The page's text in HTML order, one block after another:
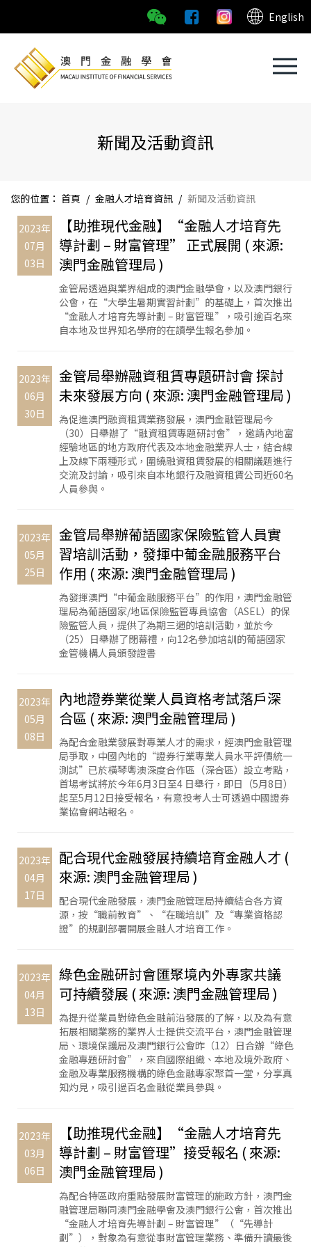
English
新聞及活動資訊
您的位置： 首頁 / 金融人才培育資訊 / 新聞及活動資訊
2023年
07月
03日
【助推現代金融】“金融人才培育先
導計劃 – 財富管理” 正式展開 ( 來源:
澳門金融管理局 )
金管局透過與業界組成的澳門金融學會，以及澳門銀行
公會，在“大學生暑期實習計劃”的基礎上，首次推出
“金融人才培育先導計劃 – 財富管理”，吸引逾百名來
自本地及世界知名學府的在讀學生報名參加。
2023年
06月
30日
金管局舉辦融資租賃專題研討會 探討
未來發展方向 ( 來源: 澳門金融管理局 )
為促進澳門融資租賃業務發展，澳門金融管理局今
（30）日舉辦了“融資租賃專題研討會”，邀請內地富
經驗地區的地方政府代表及本地金融業界人士，結合線
上及線下兩種形式，圍繞融資租賃發展的相關議題進行
交流及討論，吸引來自本地銀行及融資租賃公司近60名
人員參與。
2023年
05月
25日
金管局舉辦葡語國家保險監管人員實
習培訓活動，發揮中葡金融服務平台
作用 ( 來源: 澳門金融管理局 )
為發揮澳門“中葡金融服務平台”的作用，澳門金融管
理局為葡語國家/地區保險監管專員協會（ASEL）的保
險監管人員，提供了為期三週的培訓活動，並於今
（25）日舉辦了閉幕禮，向12名參加培訓的葡語國家
金管機構人員頒發證書
2023年
05月
08日
內地證券業從業人員資格考試落戶深
合區 ( 來源: 澳門金融管理局 )
為配合金融業發展對專業人才的需求，經澳門金融管理
局爭取，中國內地的“證券行業專業人員水平評價統一
測試”已於橫琴粵澳深度合作區（深合區）設立考點，
首場考試將於今年6月3日至4 日舉行，即日（5月8日）
起至5月12日接受報名，有意投考人士可透過中國證券
業協會網站報名。
2023年
04月
17日
配合現代金融發展持續培育金融人才 (
來源: 澳門金融管理局 )
配合現代金融發展，澳門金融管理局持續結合各方資
源，按“職前教育”、“在職培訓”及“專業資格認
證”的規劃部署開展金融人才培育工作。
2023年
04月
13日
綠色金融研討會匯聚境內外專家共議
可持續發展 ( 來源: 澳門金融管理局 )
為提升從業員對綠色金融前沿發展的了解，以及為有意
拓展相關業務的業界人士提供交流平台，澳門金融管理
局、環境保護局及澳門銀行公會昨（12）日合辦“綠色
金融專題研討會”，來自國際組織、本地及境外政府、
金融及專業服務機構的綠色金融專家聚首一堂，分享真
知灼見，吸引過百名金融從業員參與。
2023年
03月
06日
【助推現代金融】“金融人才培育先
導計劃 – 財富管理”接受報名 ( 來源:
澳門金融管理局 )
為配合特區政府重點發展財富管理的施政方針，澳門金
融管理局聯同澳門金融學會及澳門銀行公會，首次推出
“金融人才培育先導計劃 – 財富管理”（“先導計
劃”），對象為有意從事財富管理業務、準備升讀最後